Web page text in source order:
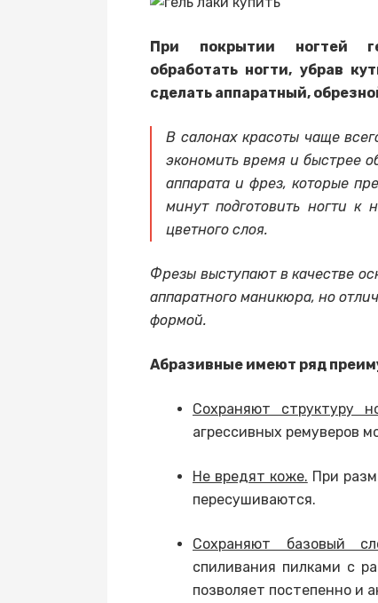
При покрытии ногтей
обработать ногти, убрав
сделать аппаратный,
В салонах красоты чаще
экономить время и быстрее
аппарата и фрез, которые
минут подготовить ногти к
цветного слоя.
Фрезы выступают в качестве
аппаратного маникюра, но
формой.
Абразивные имеют ряд
Сохраняют структуру
агрессивных ремуверов
Не вредят коже. При
пересушиваются.
Сохраняют базовый
спиливания пилками с
позволяет постепенно и